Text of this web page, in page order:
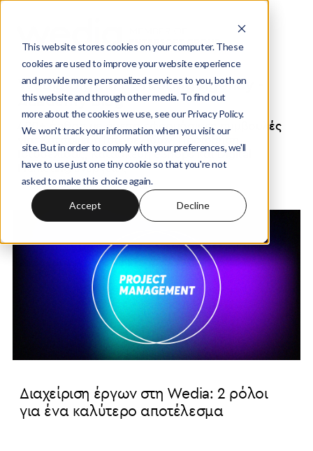
This website stores cookies on your computer. These
cookies are used to improve your website experience
and provide more personalized services to you, both on
this website and through other media. To find out
more about the cookies we use, see our Privacy Policy.
We won't track your information when you visit our
site. But in order to comply with your preferences, we'll
have to use just one tiny cookie so that you're not
asked to make this choice again.
Accept Decline
Wedia Digital Marketing Agency -
Academy Blog
400+ άρθρα με άμεσα εφαρμόσιμες συμβουλές
Ιστοσελίδας, Κατασκευή eShops και Digital
Marketing ενέργειες
Διαχείριση έργων στη Wedia: 2 ρόλοι
για ένα καλύτερο αποτέλεσμα